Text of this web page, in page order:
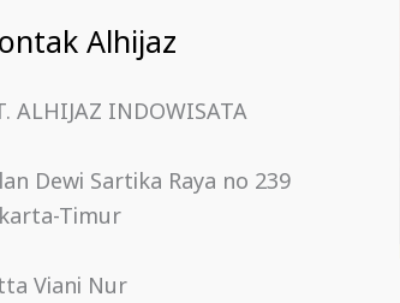
Alhijaz
ALHIJAZ INDOWISATA
Dewi Sartika Raya no 239
Timur
Viani Nur